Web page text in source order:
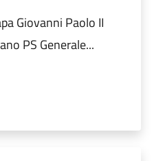
Giovanni Paolo II
PS Generale...